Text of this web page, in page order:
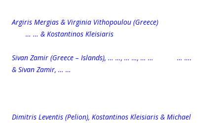
Argiris Mergias & Virginia Vithopoulou (Greece)
… … & Kostantinos Kleisiaris
Sivan Zamir (Greece – Islands), … …, … …, … … … ….
& Sivan Zamir, … …
Dimitris Leventis (Pelion), Kostantinos Kleisiaris & Michael